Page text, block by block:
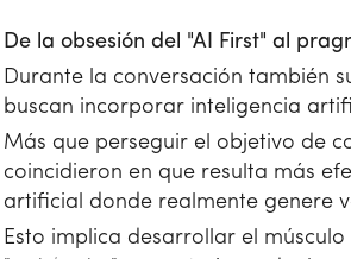
De la obsesión del "AI First" al
Durante la conversación también
buscan incorporar inteligencia
Más que perseguir el objetivo de
coincidieron en que resulta más
artificial donde realmente genere
Esto implica desarrollar el